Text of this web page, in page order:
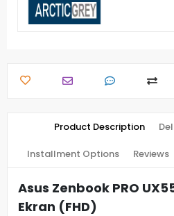
Product Description
Installment Options Reviews
Asus Zenbook PRO
Ekran (FHD)